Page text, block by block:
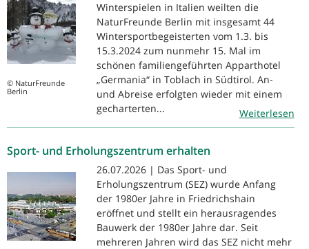
© NaturFreunde
Berlin
Winterspielen in Italien weilten die
NaturFreunde Berlin mit insgesamt 44
Wintersportbegeisterten vom 1.3. bis
15.3.2024 zum nunmehr 15. Mal im
schönen familiengeführten Apparthotel
„Germania“ in Toblach in Südtirol. An-
und Abreise erfolgten wieder mit einem
gecharterten...
Weiterlesen
Sport- und Erholungszentrum erhalten
26.07.2026 | Das Sport- und
Erholungszentrum (SEZ) wurde Anfang
der 1980er Jahre in Friedrichshain
eröffnet und stellt ein herausragendes
Bauwerk der 1980er Jahre dar. Seit
mehreren Jahren wird das SEZ nicht mehr